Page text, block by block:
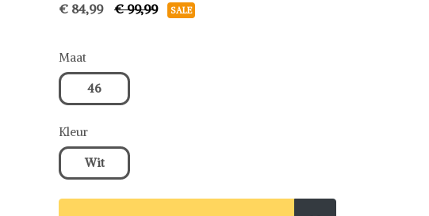
€ 84,99 € 99,99 SALE
Maat
46
Kleur
Wit